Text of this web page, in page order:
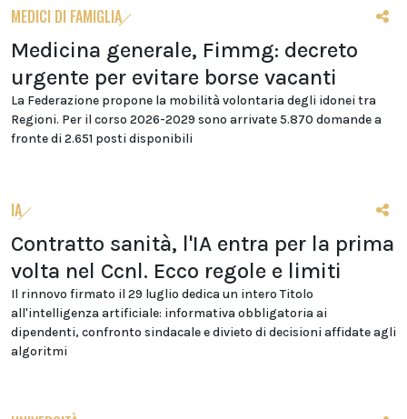
MEDICI DI FAMIGLIA
Medicina generale, Fimmg: decreto
urgente per evitare borse vacanti
La Federazione propone la mobilità volontaria degli idonei tra
Regioni. Per il corso 2026-2029 sono arrivate 5.870 domande a
fronte di 2.651 posti disponibili
IA
Contratto sanità, l'IA entra per la prima
volta nel Ccnl. Ecco regole e limiti
Il rinnovo firmato il 29 luglio dedica un intero Titolo
all'intelligenza artificiale: informativa obbligatoria ai
dipendenti, confronto sindacale e divieto di decisioni affidate agli
algoritmi